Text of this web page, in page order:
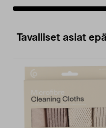
Tavalliset asiat